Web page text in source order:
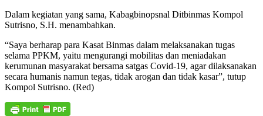
Dalam kegiatan yang sama, Kabagbinopsnal Ditbinmas Kompol
Sutrisno, S.H. menambahkan.
“Saya berharap para Kasat Binmas dalam melaksanakan tugas
selama PPKM, yaitu mengurangi mobilitas dan meniadakan
kerumunan masyarakat bersama satgas Covid-19, agar dilaksanakan
secara humanis namun tegas, tidak arogan dan tidak kasar”, tutup
Kompol Sutrisno. (Red)